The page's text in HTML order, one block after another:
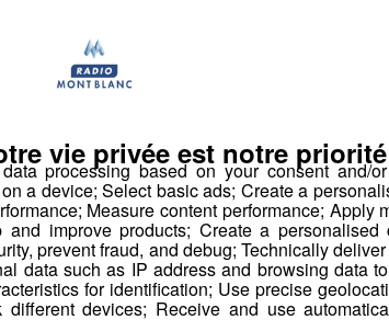
là où est situé le dernier
locaux.
comme Ecotrivélo,
leur stand pour faire
processing based on your consent and/
a device; Select basic ads; Create a
Measure content performance; Apply
improve products; Create a personalised
prevent fraud, and debug; Technically
data such as IP address and browsing data
for identification; Use precise
devices; Receive and use
vie privée est notre priorité